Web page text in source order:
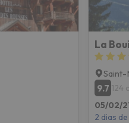
La
9.7 124
05/02/
2 dias